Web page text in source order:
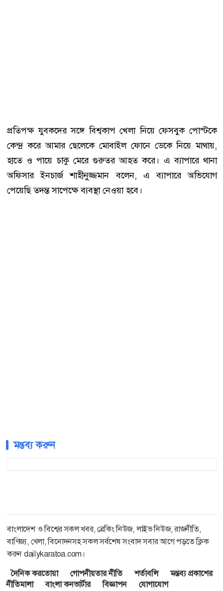
প্রতিপক্ষ যুবকদের সঙ্গে বিশ্বকাপ খেলা নিয়ে ফেসবুক পোস্টকে
কেন্দ্র করে আমার ছেলেকে মোবাইল ফোনে ডেকে নিয়ে মাথায়,
হাতে ও পায়ে চাকু মেরে গুরুতর আহত করে। এ ব্যাপারে থানা
অফিসার ইনচার্জ শাহীনুজ্জমান বলেন, এ ব্যাপারে অভিযোগ
পেয়েছি তদন্ত সাপেক্ষে ব্যবস্থা নেওয়া হবে।
মন্তব্য করুন
বাংলাদেশ ও বিশ্বের সকল খবর, ব্রেকিং নিউজ, লাইভ নিউজ, রাজনীতি,
বাণিজ্য, খেলা, বিনোদনসহ সকল সর্বশেষ সংবাদ সবার আগে পড়তে ক্লিক
করুন dailykaratoa.com।
দৈনিক করতোয়া
গোপনীয়তার নীতি শর্তাবলি
মন্তব্য প্রকাশের
নীতিমালা
বাংলা কনভার্টার বিজ্ঞাপন যোগাযোগ